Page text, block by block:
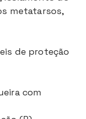
metatarsos,
de proteção
com